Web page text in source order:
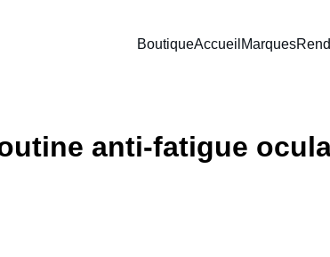
BoutiqueAccueil Marques
anti-fatigue